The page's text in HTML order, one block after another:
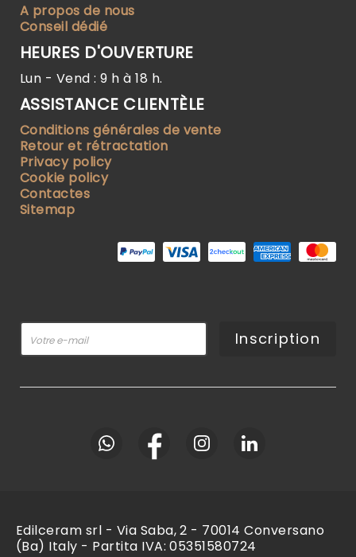
A propos de nous
Conseil dédié
HEURES D'OUVERTURE
Lun - Vend : 9 h à 18 h.
ASSISTANCE CLIENTÈLE
Conditions générales de vente
Retour et rétractation
Privacy policy
Cookie policy
Contactes
Sitemap
Inscription
Edilceram srl - Via Saba, 2 - 70014 Conversano
(Ba) Italy - Partita IVA: 05351580724